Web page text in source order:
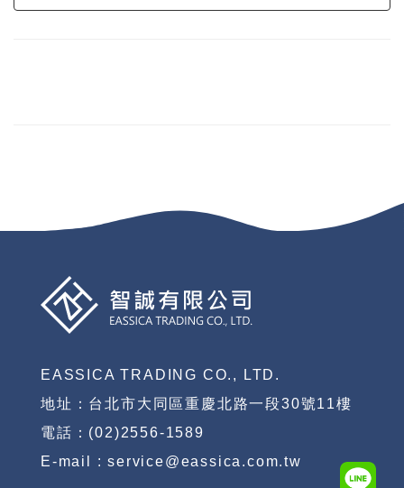
EASSICA TRADING CO., LTD.
地址：台北市大同區重慶北路一段30號11樓
電話：(02)2556-1589
E-mail : service@eassica.com.tw